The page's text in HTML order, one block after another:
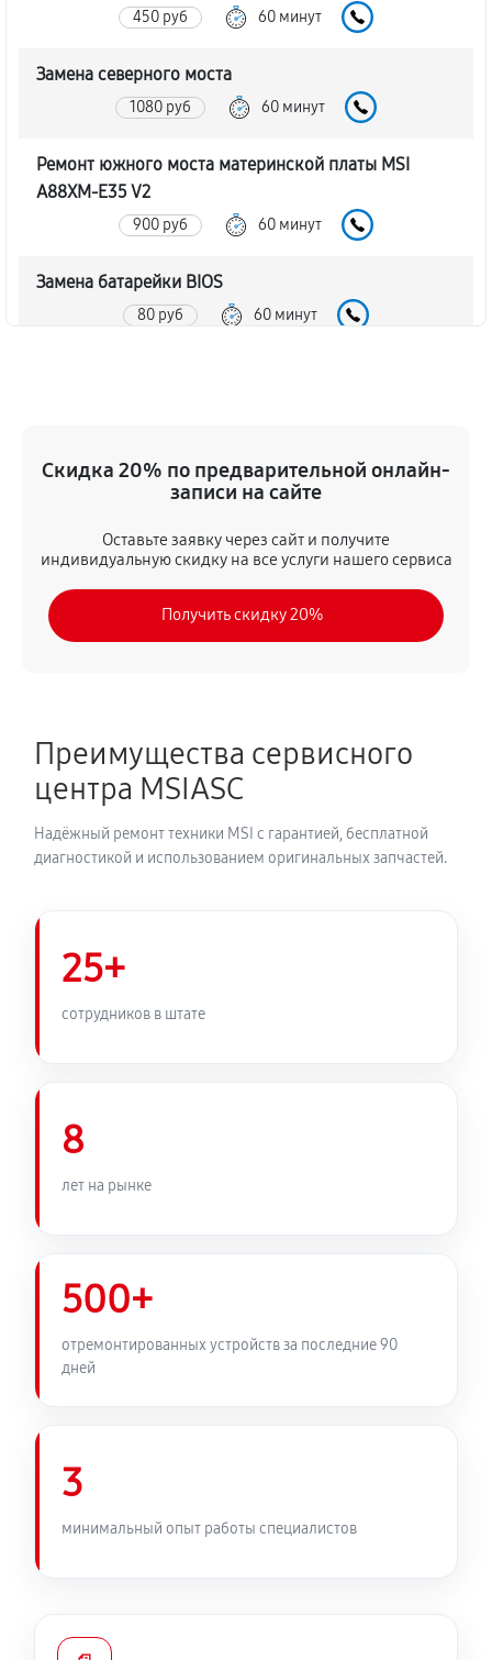
450 руб 60 минут
Замена северного моста
1080 руб 60 минут
Ремонт южного моста материнской платы MSI
A88XM-E35 V2
900 руб 60 минут
Замена батарейки BIOS
80 руб 60 минут
Скидка 20% по предварительной онлайн-
записи на сайте
Оставьте заявку через сайт и получите
индивидуальную скидку на все услуги нашего сервиса
Получить скидку 20%
Преимущества сервисного
центра MSIASC
Надёжный ремонт техники MSI с гарантией, бесплатной
диагностикой и использованием оригинальных запчастей.
25+
сотрудников в штате
8
лет на рынке
500+
отремонтированных устройств за последние 90
дней
3
минимальный опыт работы специалистов